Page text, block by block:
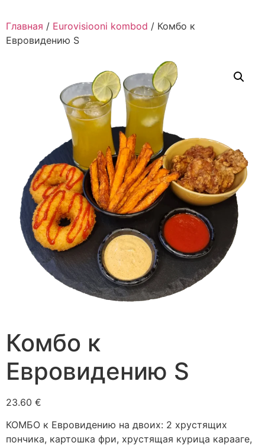
Главная / Eurovisiooni kombod / Комбо к
Евровидению S
Комбо к
Евровидению S
23.60 €
КОМБО к Евровидению на двоих: 2 хрустящих
пончика, картошка фри, хрустящая курица карааге,